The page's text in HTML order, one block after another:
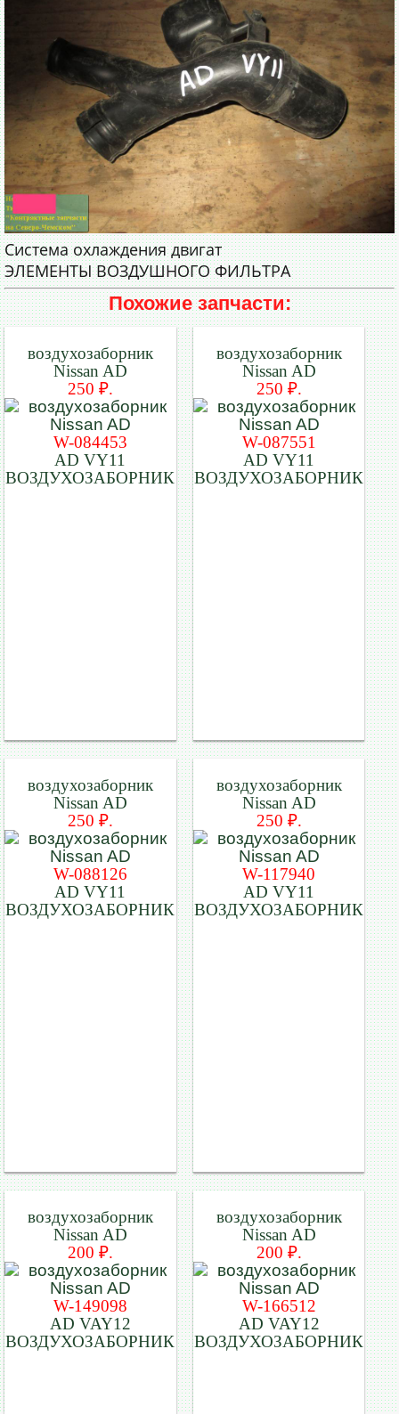
Система охлаждения двигат
ЭЛЕМЕНТЫ ВОЗДУШНОГО ФИЛЬТРА
Похожие запчасти:
воздухозаборник
Nissan AD
250 ₽.
W-084453
AD VY11
ВОЗДУХОЗАБОРНИК
воздухозаборник
Nissan AD
250 ₽.
W-087551
AD VY11
ВОЗДУХОЗАБОРНИК
воздухозаборник
Nissan AD
250 ₽.
W-088126
AD VY11
ВОЗДУХОЗАБОРНИК
воздухозаборник
Nissan AD
250 ₽.
W-117940
AD VY11
ВОЗДУХОЗАБОРНИК
воздухозаборник
Nissan AD
200 ₽.
W-149098
AD VAY12
ВОЗДУХОЗАБОРНИК
воздухозаборник
Nissan AD
200 ₽.
W-166512
AD VAY12
ВОЗДУХОЗАБОРНИК